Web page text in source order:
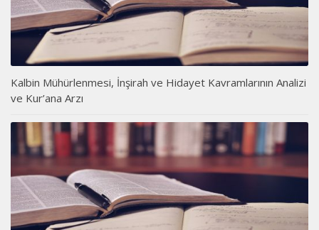
Kalbin Mühürlenmesi, İnşirah ve Hidayet Kavramlarının Analizi
ve Kur’ana Arzı